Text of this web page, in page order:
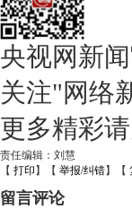
央视网新
关注"网络
更多精彩
责任编辑：刘慧
【 打印 】【 举报/纠错】【
留言评论